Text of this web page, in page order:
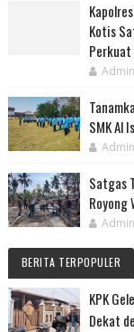
Kotis
SMK Al
Satgas
Royong
BERITA TERPOPULER
KPK
Dekat